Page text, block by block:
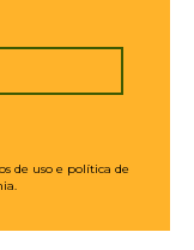
de uso e política de